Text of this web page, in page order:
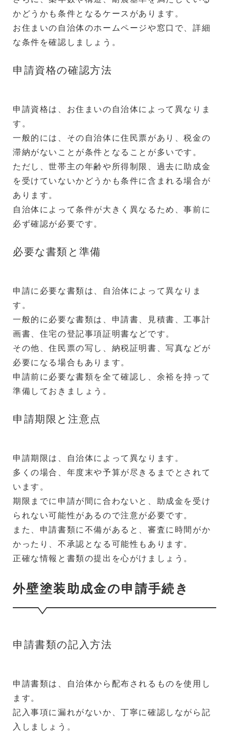
かどうかも条件となるケースがあります。
お住まいの自治体のホームページや窓口で、詳細
な条件を確認しましょう。
申請資格の確認方法
申請資格は、お住まいの自治体によって異なりま
す。
一般的には、その自治体に住民票があり、税金の
滞納がないことが条件となることが多いです。
ただし、世帯主の年齢や所得制限、過去に助成金
を受けていないかどうかも条件に含まれる場合が
あります。
自治体によって条件が大きく異なるため、事前に
必ず確認が必要です。
必要な書類と準備
申請に必要な書類は、自治体によって異なりま
す。
一般的に必要な書類は、申請書、見積書、工事計
画書、住宅の登記事項証明書などです。
その他、住民票の写し、納税証明書、写真などが
必要になる場合もあります。
申請前に必要な書類を全て確認し、余裕を持って
準備しておきましょう。
申請期限と注意点
申請期限は、自治体によって異なります。
多くの場合、年度末や予算が尽きるまでとされて
います。
期限までに申請が間に合わないと、助成金を受け
られない可能性があるので注意が必要です。
また、申請書類に不備があると、審査に時間がか
かったり、不承認となる可能性もあります。
正確な情報と書類の提出を心がけましょう。
外壁塗装助成金の申請手続き
申請書類の記入方法
申請書類は、自治体から配布されるものを使用し
ます。
記入事項に漏れがないか、丁寧に確認しながら記
入しましょう。